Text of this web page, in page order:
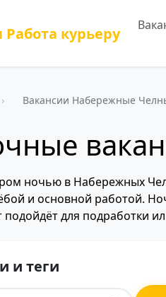
Вакансии Набережные
ночью в Набережных
и основной работой.
для подработки
и теги